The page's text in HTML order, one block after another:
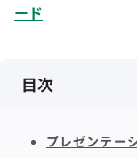
ード
目次
プレゼンテー